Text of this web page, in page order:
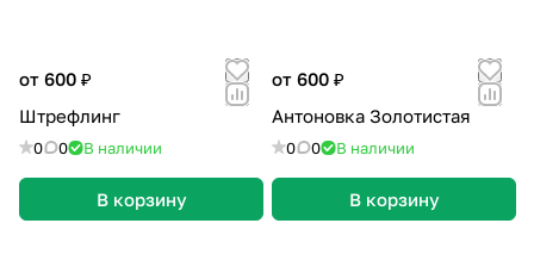
от 600 ₽
Штрефлинг
0 0 В наличии
В корзину
от 600 ₽
Антоновка Золотистая
0 0 В наличии
В корзину